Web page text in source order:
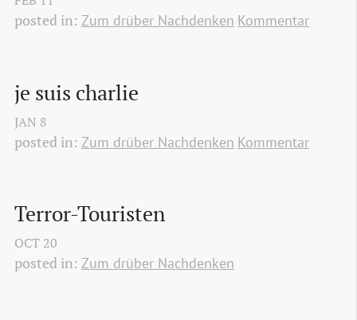
posted in: Zum drüber Nachdenken Kommentar
je suis charlie
JAN 8
posted in: Zum drüber Nachdenken Kommentar
Terror-Touristen
OCT 20
posted in: Zum drüber Nachdenken